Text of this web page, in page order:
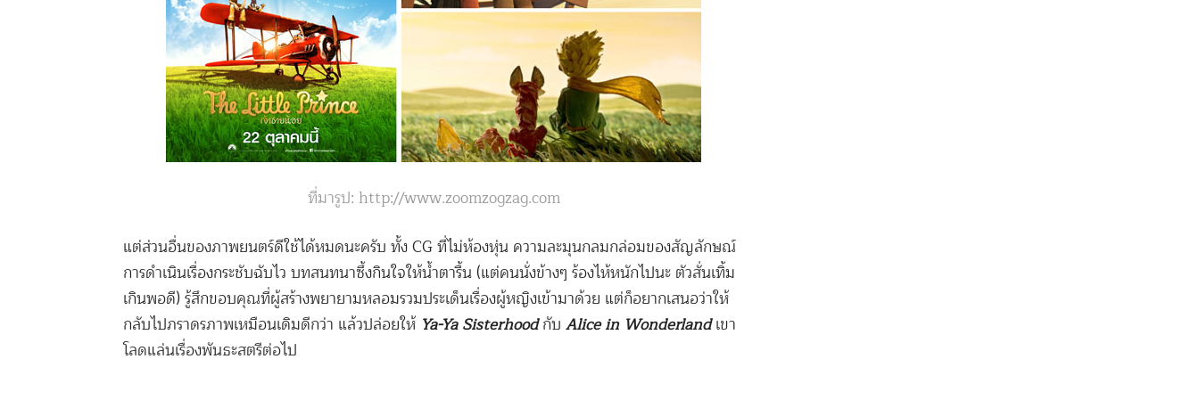
ที่มารูป: http://www.zoomzogzag.com
แต่ส่วนอื่นของภาพยนตร์ดีใช้ได้หมดนะครับ ทั้ง CG ที่ไม่ห้องหุ่น ความละมุนกลมกล่อมของสัญลักษณ์
การดำเนินเรื่องกระชับฉับไว บทสนทนาซึ้งกินใจให้น้ำตารื้น (แต่คนนั่งข้างๆ ร้องไห้หนักไปนะ ตัวสั่นเทิ้ม
เกินพอดี) รู้สึกขอบคุณที่ผู้สร้างพยายามหลอมรวมประเด็นเรื่องผู้หญิงเข้ามาด้วย แต่ก็อยากเสนอว่าให้
กลับไปภราดรภาพเหมือนเดิมดีกว่า แล้วปล่อยให้ Ya-Ya Sisterhoodกับ Alice in Wonderlandเขา
โลดแล่นเรื่องพันธะสตรีต่อไป